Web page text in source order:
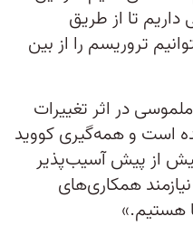
داریم تا از طریق
تروریسم را از بین
در اثر تغییرات
است و همه‌گیری کووید
بیش از پیش آسیب‌پذیر
همکاری‌های
هستیم.»